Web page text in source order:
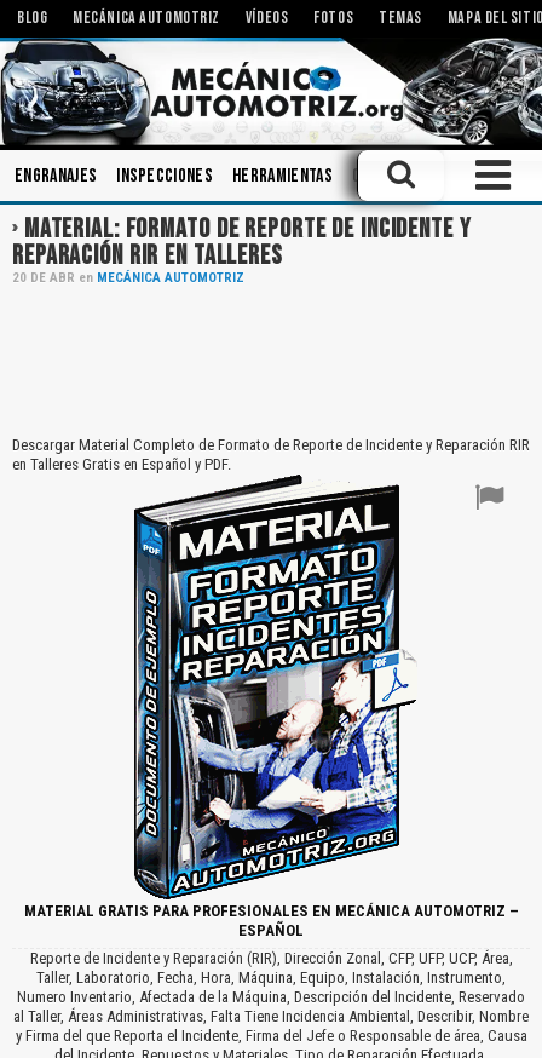
BLOG MECÁNICA AUTOMOTRIZ VÍDEOS FOTOS TEMAS MAPA DEL
Engranajes Inspecciones Herramientas Componentes
MATERIAL: FORMATO DE REPORTE DE INCIDENTE Y
REPARACIÓN RIR EN TALLERES
20 DE ABR en MECÁNICA AUTOMOTRIZ
Descargar Material Completo de Formato de Reporte de Incidente y Reparación RIR
en Talleres Gratis en Español y PDF.
MATERIAL GRATIS PARA PROFESIONALES EN MECÁNICA AUTOMOTRIZ –
ESPAÑOL
Reporte de Incidente y Reparación (RIR), Dirección Zonal, CFP, UFP, UCP, Área,
Taller, Laboratorio, Fecha, Hora, Máquina, Equipo, Instalación, Instrumento,
Numero Inventario, Afectada de la Máquina, Descripción del Incidente, Reservado
al Taller, Áreas Administrativas, Falta Tiene Incidencia Ambiental, Describir, Nombre
y Firma del que Reporta el Incidente, Firma del Jefe o Responsable de área, Causa